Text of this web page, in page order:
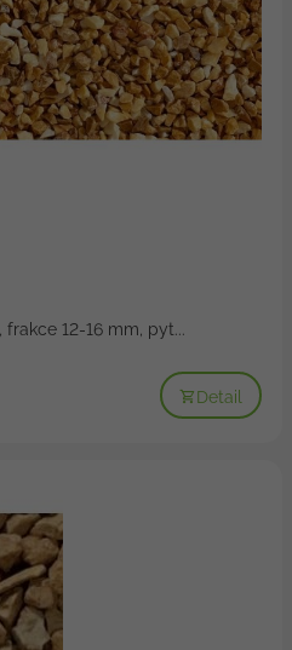
12-16 mm, pyt...
Detail